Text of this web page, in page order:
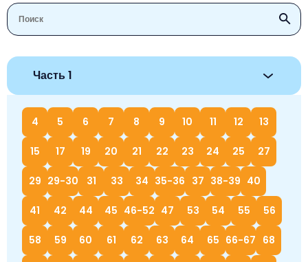
Часть 1
4 5 6 7 8 9 10 11 12 13
15 17 19 20 21 22 23 24 25 27
29 29-30 31 33 34 35-36 37 38-39 40
41 42 44 45 46-52 47 53 54 55 56
58 59 60 61 62 63 64 65 66-67 68